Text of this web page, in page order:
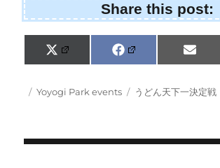
Share this post:
Share
on
X
(
w
i
r
Share
on
F
a
e
Share
on
E
m
i
l
Posted
Categories
Yoyogi Park events Tags
うどん天下一決定戦